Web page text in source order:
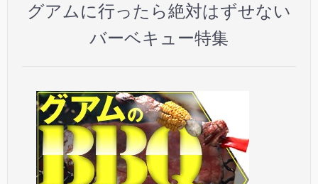
グアムに行ったら絶対はずせない
バーベキュー特集